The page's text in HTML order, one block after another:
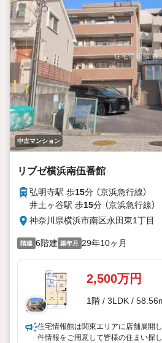
■ ご来店時にはお車の無料提携駐車
営業スタッフまでお問合せください
■周辺の教育施設やスーパー、ドラ
害情報等がわかる「物件レポート」お
■他の物件と併せてご案内もOK-ご自
迎もOK-当日見学もOKです！
中古マンション
リブゼ横浜南伍番館
弘明寺駅 歩15分 （京浜急行線）
井土ヶ谷駅 歩15分 （京浜急行線）
神奈川県横浜市南区永田東1丁目
階建 6階建 築年月 29年10ヶ月
2,500万円
1階 / 3LDK /
住宅情報館は関東エリアに店舗展開
件情報をご用意して皆様の住まい探